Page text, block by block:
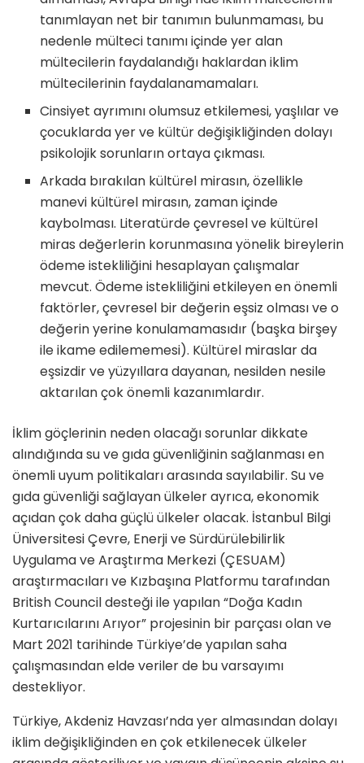
tanımlayan net bir tanımın bulunmaması, bu
nedenle mülteci tanımı içinde yer alan
mültecilerin faydalandığı haklardan iklim
mültecilerinin faydalanamamaları.
Cinsiyet ayrımını olumsuz etkilemesi, yaşlılar ve
çocuklarda yer ve kültür değişikliğinden dolayı
psikolojik sorunların ortaya çıkması.
Arkada bırakılan kültürel mirasın, özellikle
manevi kültürel mirasın, zaman içinde
kaybolması. Literatürde çevresel ve kültürel
miras değerlerin korunmasına yönelik bireylerin
ödeme istekliliğini hesaplayan çalışmalar
mevcut. Ödeme istekliliğini etkileyen en önemli
faktörler, çevresel bir değerin eşsiz olması ve o
değerin yerine konulamamasıdır (başka birşey
ile ikame edilememesi). Kültürel miraslar da
eşsizdir ve yüzyıllara dayanan, nesilden nesile
aktarılan çok önemli kazanımlardır.
İklim göçlerinin neden olacağı sorunlar dikkate
alındığında su ve gıda güvenliğinin sağlanması en
önemli uyum politikaları arasında sayılabilir. Su ve
gıda güvenliği sağlayan ülkeler ayrıca, ekonomik
açıdan çok daha güçlü ülkeler olacak. İstanbul Bilgi
Üniversitesi Çevre, Enerji ve Sürdürülebilirlik
Uygulama ve Araştırma Merkezi (ÇESUAM)
araştırmacıları ve Kızbaşına Platformu tarafından
British Council desteği ile yapılan “Doğa Kadın
Kurtarıcılarını Arıyor” projesinin bir parçası olan ve
Mart 2021 tarihinde Türkiye’de yapılan saha
çalışmasından elde veriler de bu varsayımı
destekliyor.
Türkiye, Akdeniz Havzası’nda yer almasından dolayı
iklim değişikliğinden en çok etkilenecek ülkeler